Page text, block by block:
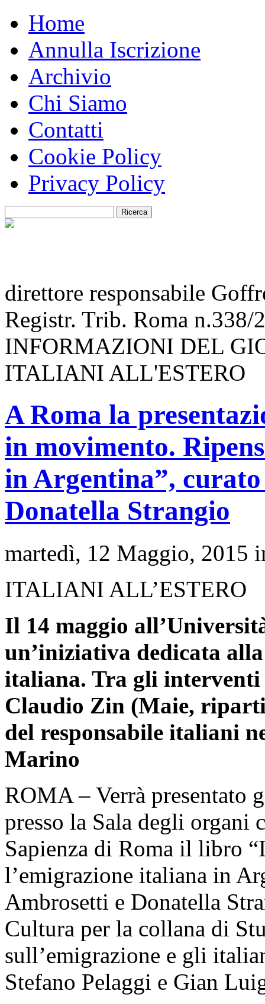
Home
Annulla Iscrizione
Archivio
Chi Siamo
Contatti
Cookie Policy
Privacy Policy
direttore responsabile
Registr. Trib. Roma n.338/
INFORMAZIONI DEL
ITALIANI ALL'ESTERO
A Roma la
in movimento.
in Argentina”,
Donatella Strangio
martedì, 12 Maggio, 2015
ITALIANI ALL’ESTERO
Il 14 maggio
un’iniziativa dedicata
italiana. Tra gli interventi
Claudio Zin (Maie,
del responsabile italiani
Marino
ROMA – Verrà presentato
presso la Sala degli organi
Sapienza di Roma il libro
l’emigrazione italiana in
Ambrosetti e Donatella
Cultura per la collana di
sull’emigrazione e gli
Stefano Pelaggi e Gian